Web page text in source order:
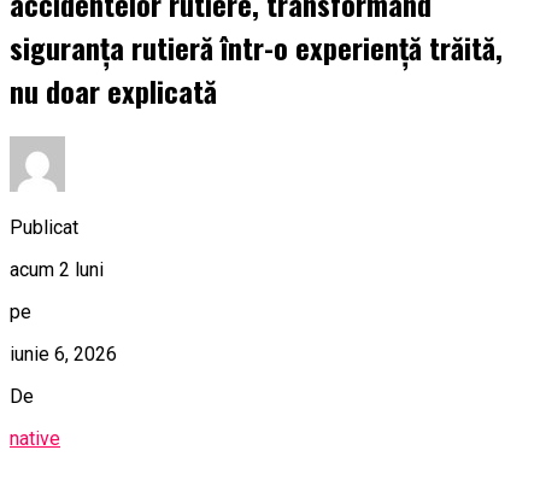
siguranța rutieră într-o experiență trăită,
nu doar explicată
Publicat
acum 2 luni
pe
iunie 6, 2026
De
native